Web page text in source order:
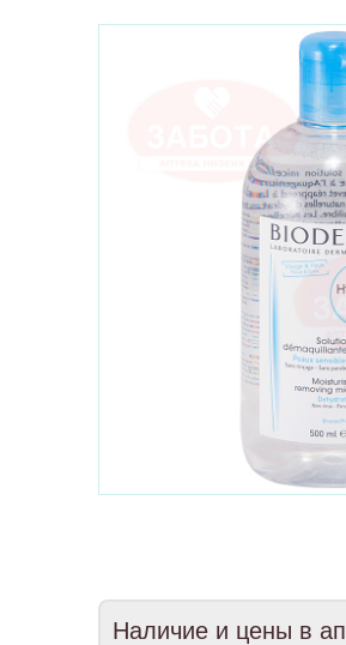
Наличие и цены в